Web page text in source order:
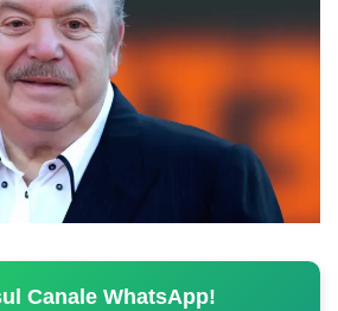
Canale WhatsApp!